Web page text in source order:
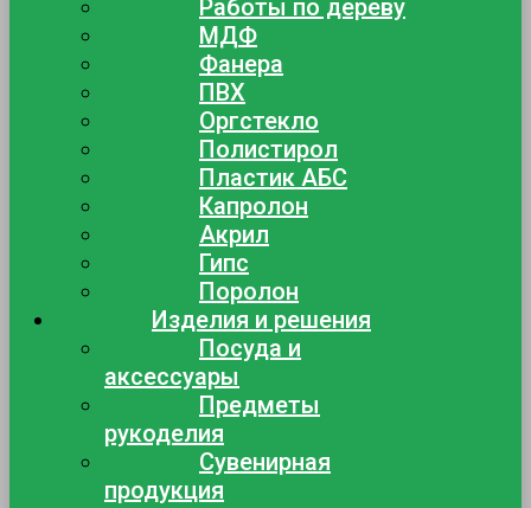
Работы по дереву
МДФ
Фанера
ПВХ
Оргстекло
Полистирол
Пластик АБС
Капролон
Акрил
Гипс
Поролон
Изделия и решения
Посуда и
аксессуары
Предметы
рукоделия
Сувенирная
продукция